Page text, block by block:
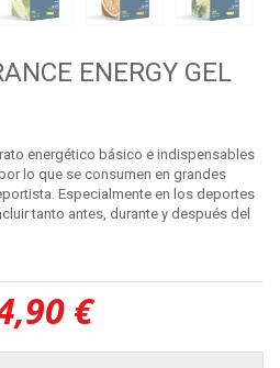
ENERGY GEL
energético básico e indispensables
lo que se consumen en grandes
Especialmente en los deportes
tanto antes, durante y después del
€